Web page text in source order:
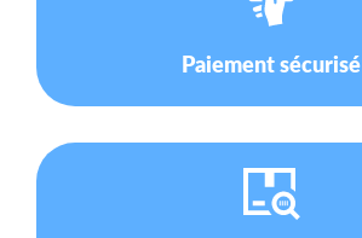
Paiement sécurisé